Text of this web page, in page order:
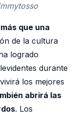
que una
de la cultura
logrado
durante
los mejores
abrirá las
. Los